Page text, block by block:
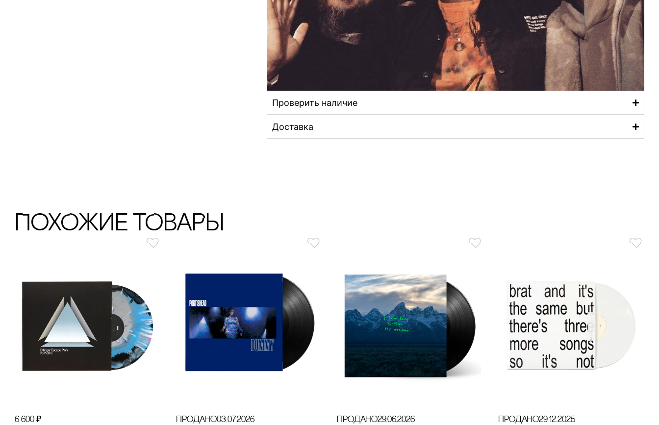
Проверить наличие
Доставка
ПохОжИе тОваРы
6 600 ₽ продано03.07.2026 продано29.06.2026 продано29.12.2025